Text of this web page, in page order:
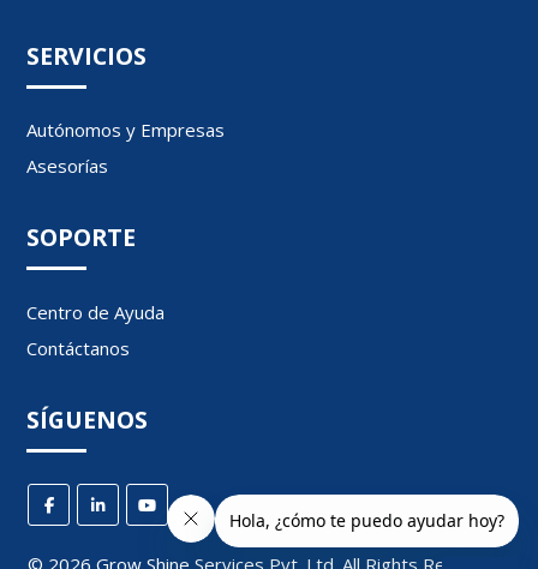
SERVICIOS
Autónomos y Empresas
Asesorías
SOPORTE
Centro de Ayuda
Contáctanos
SÍGUENOS
© 2026 Grow Shine Services Pvt. Ltd. All Rights Reserved.